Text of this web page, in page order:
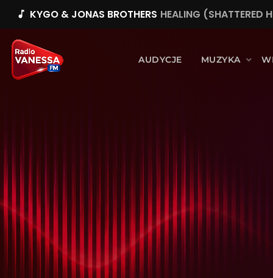
music_note KYGO & JONAS BROTHERS HEALING (SHATTERED
AUDYCJE MUZYKA